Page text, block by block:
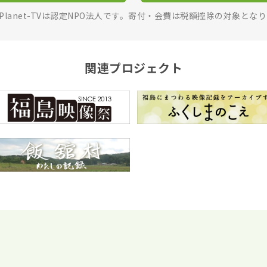
TVは認定NPO法人です。寄付・会費は税額控除の対象とな
関連プロジェクト